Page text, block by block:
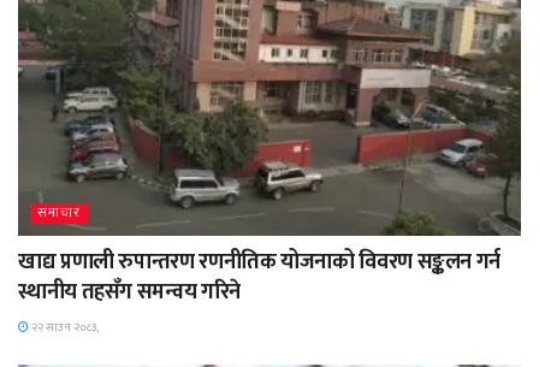
समाचार
खाद्य प्रणाली रुपान्तरण रणनीतिक योजनाको विवरण सङ्कलन गर्न
स्थानीय तहसँग समन्वय गरिने
२२ साउन २०८३,